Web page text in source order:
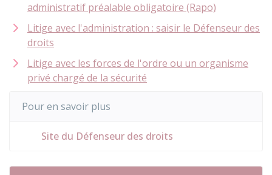
administratif préalable obligatoire (Rapo)
Litige avec l'administration : saisir le Défenseur des
droits
Litige avec les forces de l'ordre ou un organisme
privé chargé de la sécurité
Pour en savoir plus
Site du Défenseur des droits